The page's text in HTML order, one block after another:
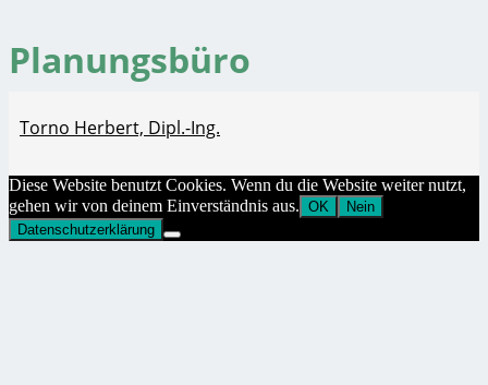
Planungsbüro
Torno Herbert, Dipl.-Ing.
Diese Website benutzt Cookies. Wenn du die Website weiter nutzt,
gehen wir von deinem Einverständnis aus. OK
Nein
Datenschutzerklärung